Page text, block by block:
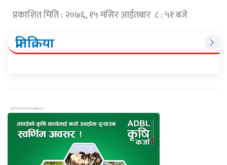
प्रकाशित मिति : २०७६, १५ मंसिर आईतबार ८ : ५१ बजे
प्रतिक्रिया